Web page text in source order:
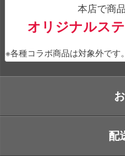
本店で商
オリジナルス
※各種コラボ商品は対象外です。
配